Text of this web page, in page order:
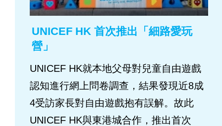
UNICEF HK 首次推出「細路愛玩
營」
UNICEF HK就本地父母對兒童自由遊戲
認知進行網上問卷調查，結果發現近8成
4受訪家長對自由遊戲抱有誤解。故此
UNICEF HK與東港城合作，推出首次